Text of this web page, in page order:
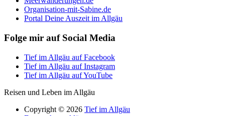
Organisation-mit-Sabine.de
Portal Deine Auszeit im Allgäu
Folge mir auf Social Media
Tief im Allgäu auf Facebook
Tief im Allgäu auf Instagram
Tief im Allgäu auf YouTube
Reisen und Leben im Allgäu
Copyright © 2026 Tief im Allgäu